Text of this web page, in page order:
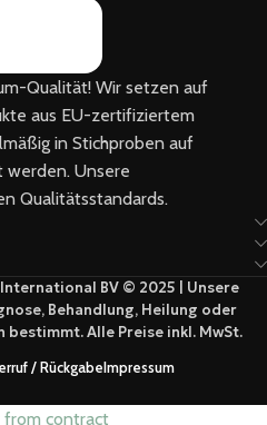
Qualität! Wir setzen auf
aus EU-zertifiziertem
in Stichproben auf
werden. Unsere
Qualitätsstandards.
BV © 2025 | Unsere
Behandlung, Heilung oder
Alle Preise inkl. MwSt.
/ RückgabeImpressum
contract